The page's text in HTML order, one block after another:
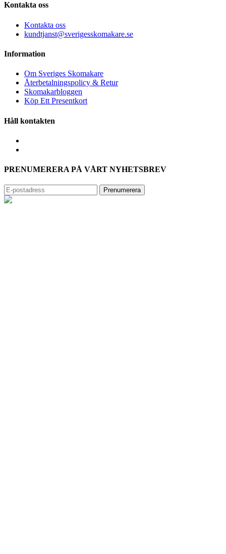
Kontakta oss
Kontakta oss
kundtjanst@sverigesskomakare.se
Information
Om Sveriges Skomakare
Återbetalningspolicy & Retur
Skomakarbloggen
Köp Ett Presentkort
Håll kontakten
PRENUMERERA PÅ VÅRT NYHETSBREV